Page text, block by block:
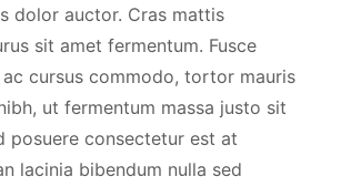
dolor auctor. Cras mattis
sit amet fermentum. Fusce
cursus commodo, tortor mauris
ut fermentum massa justo sit
posuere consectetur est at
lacinia bibendum nulla sed